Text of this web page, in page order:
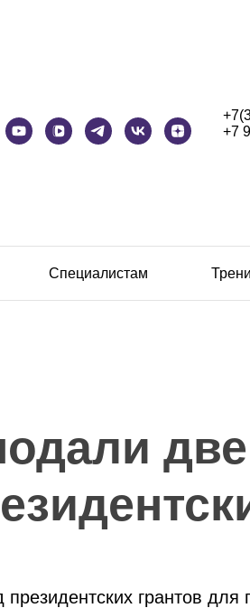
+7
Специалистам
две
грантов